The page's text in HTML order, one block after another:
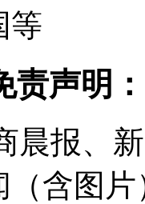
等
声明：
报、
含图